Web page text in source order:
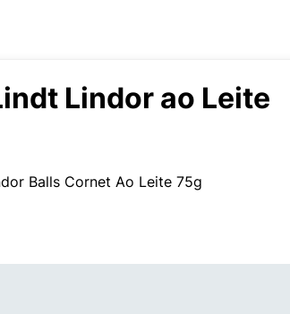
Lindor ao Leite
Balls Cornet Ao Leite 75g